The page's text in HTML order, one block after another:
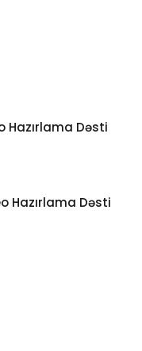
Hazırlama Dəsti
Hazırlama Dəsti